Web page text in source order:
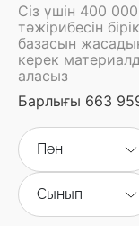
Сіз үшін 400
тәжірибесін
базасын
керек
аласыз
Барлығы 663
Пән
Сынып